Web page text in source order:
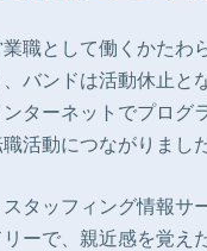
職として働くかたわ
バンドは活動休止と
ンターネットでプログ
活動につながりました
スタッフィング情報サ
ーで、親近感を覚え